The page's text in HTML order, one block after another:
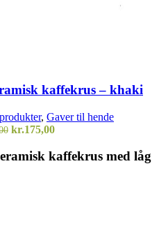
kaffekrus – khaki
, Gaver til hende
Den
pris
kr.175,00Den
pris
kaffekrus med låg